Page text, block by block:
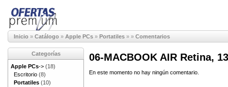
Inicio » Catálogo » Apple PCs » Portatiles » » Comentarios
06-MACBOOK AIR Retina,
En este momento no hay ningún comentario.
Categorías
Apple PCs-> (18)
Escritorio (8)
Portatiles (10)